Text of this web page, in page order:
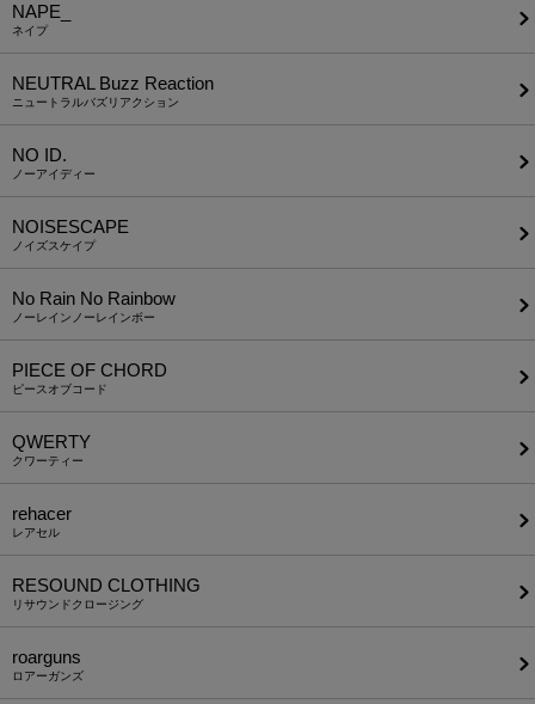
NAPE_
ネイプ
NEUTRAL Buzz Reaction
ニュートラルバズリアクション
NO ID.
ノーアイディー
NOISESCAPE
ノイズスケイプ
No Rain No Rainbow
ノーレインノーレインボー
PIECE OF CHORD
ピースオブコード
QWERTY
クワーティー
rehacer
レアセル
RESOUND CLOTHING
リサウンドクロージング
roarguns
ロアーガンズ